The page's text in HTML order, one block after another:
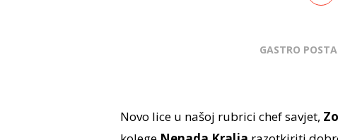
GASTRO
Novo lice u našoj rubrici chef savjet,